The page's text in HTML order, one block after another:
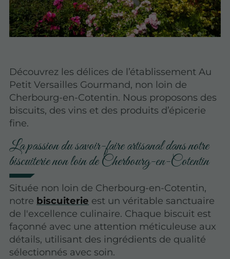
Découvrez les délices de l’établissement Au
Petit Versailles Gourmand, non loin de
Cherbourg-en-Cotentin. Nous proposons des
biscuits, des vins et des produits d’épicerie
fine.
La passion du savoir-faire artisanal dans notre
biscuiterie non loin de Cherbourg-en-Cotentin
Située non loin de Cherbourg-en-Cotentin,
notre biscuiterie est un véritable sanctuaire
de l'excellence culinaire. Chaque biscuit est
façonné avec une attention méticuleuse aux
détails, utilisant des ingrédients de qualité
sélectionnés avec soin.